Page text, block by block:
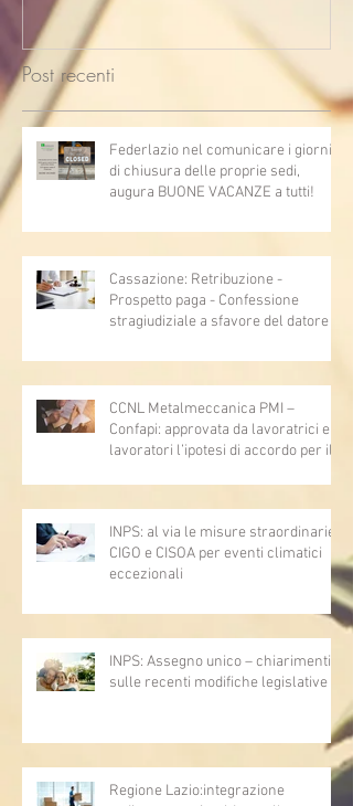
Post recenti
Federlazio nel comunicare i giorni
di chiusura delle proprie sedi,
augura BUONE VACANZE a tutti!
Cassazione: Retribuzione -
Prospetto paga - Confessione
stragiudiziale a sfavore del datore di
articoli 1362, 2697, 2730, 2732, 2734
e 2735)
CCNL Metalmeccanica PMI –
Confapi: approvata da lavoratrici e
lavoratori l’ipotesi di accordo per il
INPS: al via le misure straordinarie
CIGO e CISOA per eventi climatici
eccezionali
INPS: Assegno unico – chiarimenti
sulle recenti modifiche legislative
Regione Lazio:integrazione